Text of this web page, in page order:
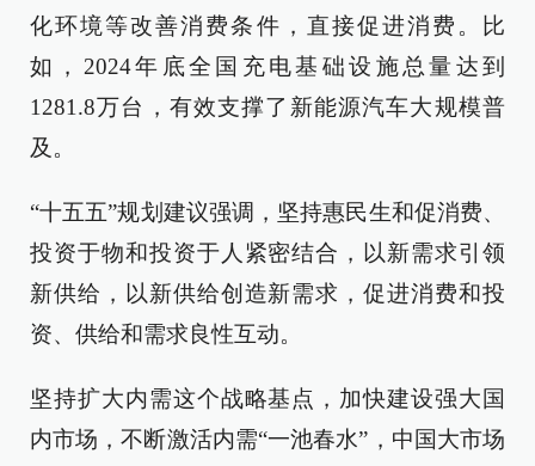
化环境等改善消费条件，直接促进消费。比
如，2024年底全国充电基础设施总量达到
1281.8万台，有效支撑了新能源汽车大规模普
及。
“十五五”规划建议强调，坚持惠民生和促消费、
投资于物和投资于人紧密结合，以新需求引领
新供给，以新供给创造新需求，促进消费和投
资、供给和需求良性互动。
坚持扩大内需这个战略基点，加快建设强大国
内市场，不断激活内需“一池春水”，中国大市场